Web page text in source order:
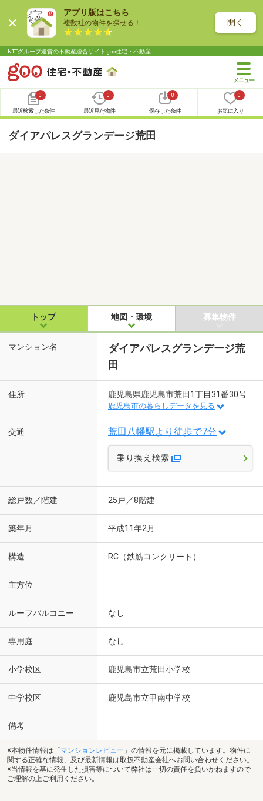
アプリ版はこちら
複数社の物件を探せる！ 開く
NTTグループ運営の不動産総合サイト goo住宅・不動産
0
最近検索した条件
0
最近見た物件
0
保存した条件
0
お気に入り
ダイアパレスグランデージ荒田
トップ 地図・環境 募集物件
マンション名
ダイアパレスグランデージ荒
田
住所 鹿児島県鹿児島市荒田1丁目31番30号
鹿児島市の暮らしデータを見る
交通 荒田八幡駅より徒歩で7分
乗り換え検索
総戸数／階建 25戸／8階建
築年月 平成11年2月
構造 RC（鉄筋コンクリート）
主方位
ルーフバルコニー なし
専用庭 なし
小学校区 鹿児島市立荒田小学校
中学校区 鹿児島市立甲南中学校
備考
※本物件情報は「 マンションレビュー 」の情報を元に掲載しています。物件に
関する正確な情報、及び最新情報は取扱不動産会社へお問い合わせください。
※当情報を基に発生した損害等について弊社は一切の責任を負いかねますので
ご理解の上ご利用ください。